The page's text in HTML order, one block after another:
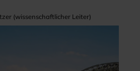
(wissenschaftlicher Leiter)